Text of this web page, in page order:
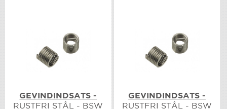
GEVINDINDSATS -
RUSTFRI STÅL - BSW
GEVINDINDSATS -
RUSTFRI STÅL - BSW